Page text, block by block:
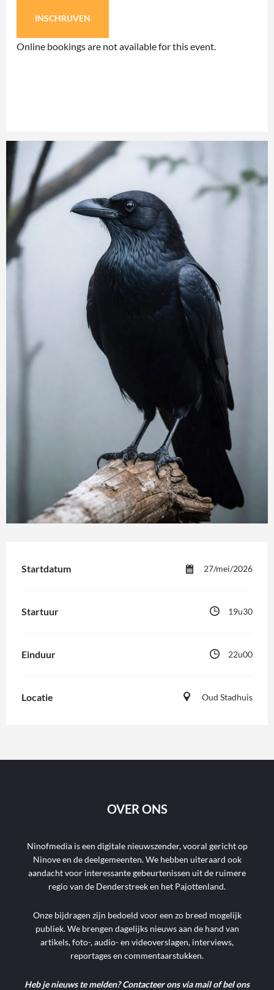
INSCHRIJVEN
Online bookings are not available for this event.
Startdatum 27/mei/2026
Startuur 19u30
Einduur 22u00
Locatie Oud Stadhuis
OVER ONS
Ninofmedia is een digitale nieuwszender, vooral gericht op
Ninove en de deelgemeenten. We hebben uiteraard ook
aandacht voor interessante gebeurtenissen uit de ruimere
regio van de Denderstreek en het Pajottenland.
Onze bijdragen zijn bedoeld voor een zo breed mogelijk
publiek. We brengen dagelijks nieuws aan de hand van
artikels, foto-, audio- en videoverslagen, interviews,
reportages en commentaarstukken.
Heb je nieuws te melden? Contacteer ons via mail of bel ons